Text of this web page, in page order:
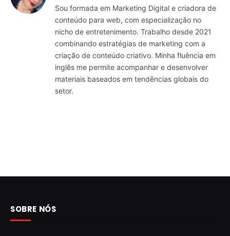
Sou formada em Marketing Digital e criadora de
conteúdo para web, com especialização no
nicho de entretenimento. Trabalho desde 2021
combinando estratégias de marketing com a
criação de conteúdo criativo. Minha fluência em
inglês me permite acompanhar e desenvolver
materiais baseados em tendências globais do
setor.
SOBRE NÓS